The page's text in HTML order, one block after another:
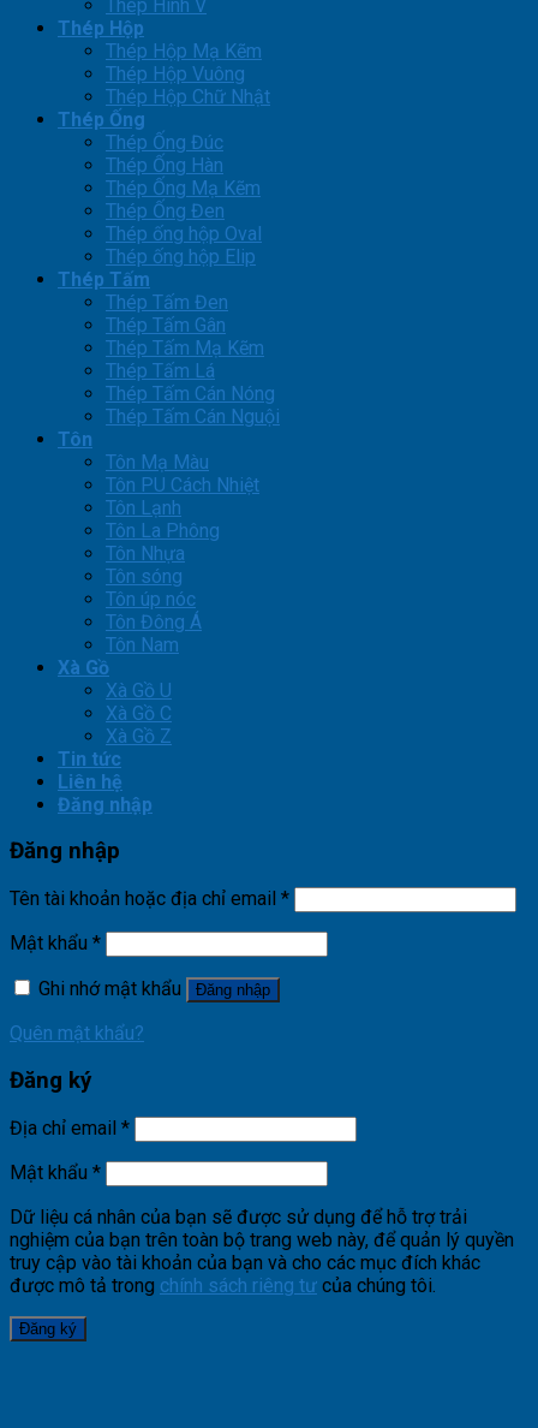
Thép Hình V
Thép Hộp
Thép Hộp Mạ Kẽm
Thép Hộp Vuông
Thép Hộp Chữ Nhật
Thép Ống
Thép Ống Đúc
Thép Ống Hàn
Thép Ống Mạ Kẽm
Thép Ống Đen
Thép ống hộp Oval
Thép ống hộp Elip
Thép Tấm
Thép Tấm Đen
Thép Tấm Gân
Thép Tấm Mạ Kẽm
Thép Tấm Lá
Thép Tấm Cán Nóng
Thép Tấm Cán Nguội
Tôn
Tôn Mạ Màu
Tôn PU Cách Nhiệt
Tôn Lạnh
Tôn La Phông
Tôn Nhựa
Tôn sóng
Tôn úp nóc
Tôn Đông Á
Tôn Nam
Xà Gồ
Xà Gồ U
Xà Gồ C
Xà Gồ Z
Tin tức
Liên hệ
Đăng nhập
Đăng nhập
Tên tài khoản hoặc địa chỉ email *
Mật khẩu *
Ghi nhớ mật khẩu
Đăng nhập
Quên mật khẩu?
Đăng ký
Địa chỉ email *
Mật khẩu *
Dữ liệu cá nhân của bạn sẽ được sử dụng để hỗ trợ trải
nghiệm của bạn trên toàn bộ trang web này, để quản lý quyền
truy cập vào tài khoản của bạn và cho các mục đích khác
được mô tả trong chính sách riêng tư của chúng tôi.
Đăng ký